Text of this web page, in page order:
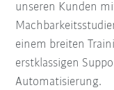
unseren Kunden
einem breiten
erstklassigen
Automatisierung.